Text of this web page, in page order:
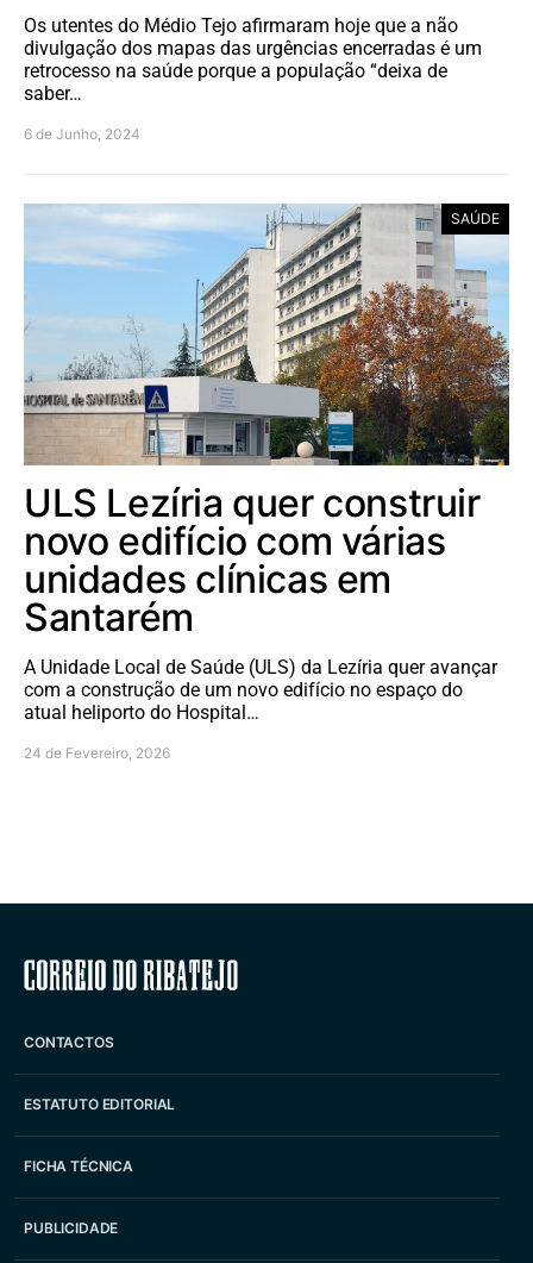
Os utentes do Médio Tejo afirmaram hoje que a não
divulgação dos mapas das urgências encerradas é um
retrocesso na saúde porque a população “deixa de
saber…
6 de Junho, 2024
SAÚDE
ULS Lezíria quer construir
novo edifício com várias
unidades clínicas em
Santarém
A Unidade Local de Saúde (ULS) da Lezíria quer avançar
com a construção de um novo edifício no espaço do
atual heliporto do Hospital…
24 de Fevereiro, 2026
Correio do Ribatejo
CONTACTOS
ESTATUTO EDITORIAL
FICHA TÉCNICA
PUBLICIDADE